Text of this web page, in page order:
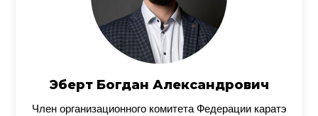
Эберт Богдан Александрович
Член организационного комитета Федерации каратэ